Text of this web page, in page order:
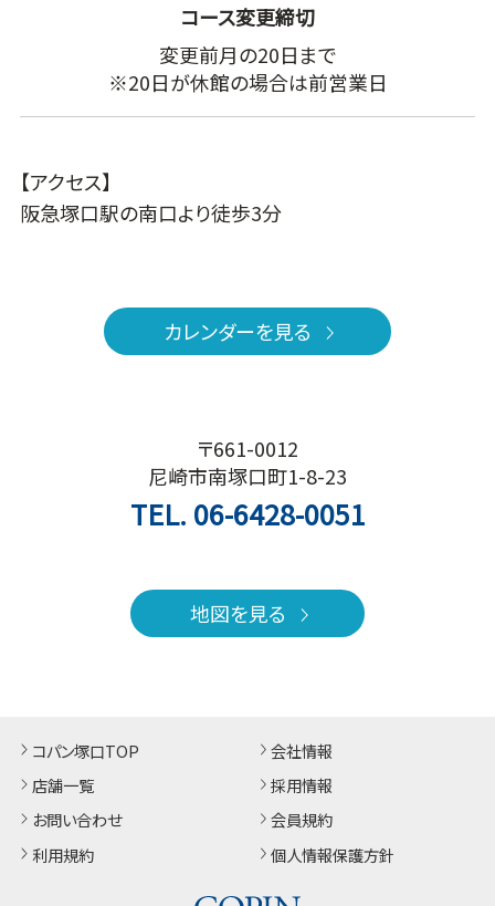
コース変更締切
変更前月の20日まで
※20日が休館の場合は前営業日
【アクセス】
阪急塚口駅の南口より徒歩3分
カレンダーを見る
〒661-0012
尼崎市南塚口町1-8-23
TEL. 06-6428-0051
地図を見る
コパン塚口TOP
店舗一覧
お問い合わせ
利用規約
会社情報
採用情報
会員規約
個人情報保護方針